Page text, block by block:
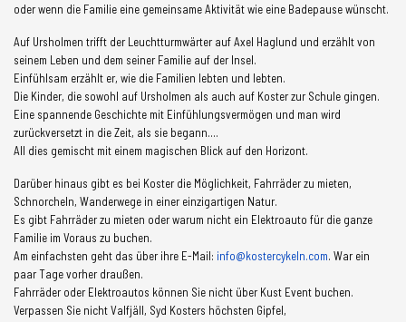
oder wenn die Familie eine gemeinsame Aktivität wie eine Badepause wünscht.
Auf Ursholmen trifft der Leuchtturmwärter auf Axel Haglund und erzählt von
seinem Leben und dem seiner Familie auf der Insel.
Einfühlsam erzählt er, wie die Familien lebten und lebten.
Die Kinder, die sowohl auf Ursholmen als auch auf Koster zur Schule gingen.
Eine spannende Geschichte mit Einfühlungsvermögen und man wird
zurückversetzt in die Zeit, als sie begann....
All dies gemischt mit einem magischen Blick auf den Horizont.
Darüber hinaus gibt es bei Koster die Möglichkeit, Fahrräder zu mieten,
Schnorcheln, Wanderwege in einer einzigartigen Natur.
Es gibt Fahrräder zu mieten oder warum nicht ein Elektroauto für die ganze
Familie im Voraus zu buchen.
Am einfachsten geht das über ihre E-Mail: info@kostercykeln.com. War ein
paar Tage vorher draußen.
Fahrräder oder Elektroautos können Sie nicht über Kust Event buchen.
Verpassen Sie nicht Valfjäll, Syd Kosters höchsten Gipfel,